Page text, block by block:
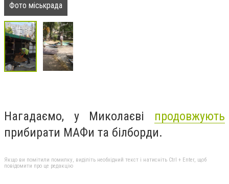
Фото міськрада
Нагадаємо, у Миколаєві продовжують
прибирати МАФи та білборди.
Якщо ви помітили помилку, виділіть необхідний текст і натисніть Ctrl + Enter, щоб
повідомити про це редакцію